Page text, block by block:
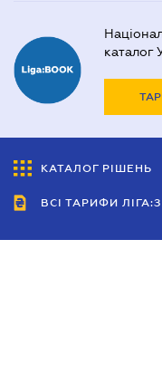
каталог
КАТАЛОГ РІШЕНЬ
ВСІ ТАРИФИ